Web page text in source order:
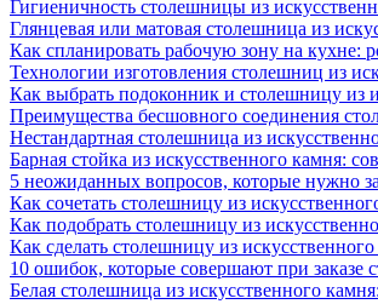
Гигиеничность столешницы из
Глянцевая или матовая столешница из
Как спланировать рабочую зону на кухне:
Технологии изготовления столешниц из
Как выбрать подоконник и столешницу из
Преимущества бесшовного соединения
Нестандартная столешница из
Барная стойка из искусственного камня:
5 неожиданных вопросов, которые нужно
Как сочетать столешницу из
Как подобрать столешницу из
Как сделать столешницу из
10 ошибок, которые совершают при заказе
Белая столешница из искусственного